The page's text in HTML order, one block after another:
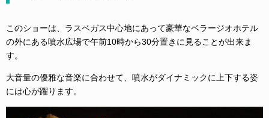
このショーは、ラスベガス中心地にあって豪華なベラージオホテル
の外にある噴水広場で午前10時から30分置きに見ることが出来ま
す。
大音量の優雅な音楽に合わせて、噴水がダイナミックに上下する姿
には心が躍ります。